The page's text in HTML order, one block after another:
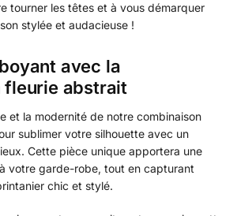
tourner les têtes et à vous démarquer
stylée et audacieuse !
avec la
fleurie abstrait
et la modernité de notre combinaison
sublimer votre silhouette avec un
Cette pièce unique apportera une
votre garde-robe, tout en capturant
chic et stylé.